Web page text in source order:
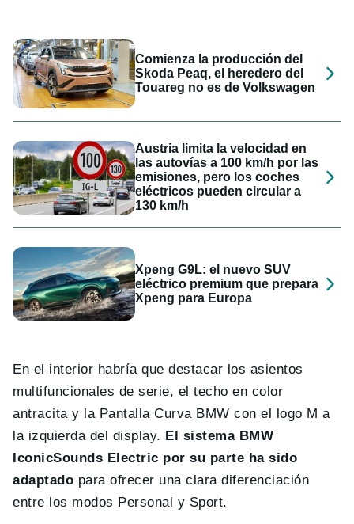
Comienza la producción del
Skoda Peaq, el heredero del
Touareg no es de Volkswagen
Austria limita la velocidad en
las autovías a 100 km/h por las
emisiones, pero los coches
eléctricos pueden circular a
130 km/h
Xpeng G9L: el nuevo SUV
eléctrico premium que prepara
Xpeng para Europa
En el interior habría que destacar los asientos
multifuncionales de serie, el techo en color
antracita y la Pantalla Curva BMW con el logo M a
la izquierda del display. El sistema BMW
IconicSounds Electric por su parte ha sido
adaptado para ofrecer una clara diferenciación
entre los modos Personal y Sport.